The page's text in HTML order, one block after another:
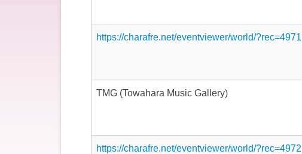
https://charafre.net/eventviewer/world/?rec=4971
TMG (Towahara Music Gallery)
https://charafre.net/eventviewer/world/?rec=4972